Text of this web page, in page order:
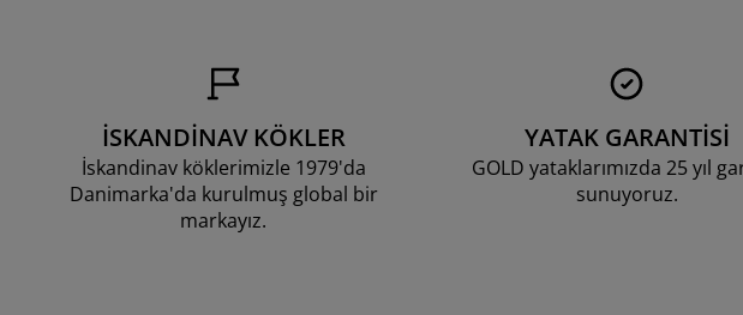
İSKANDİNAV KÖKLER
İskandinav köklerimizle 1979'da
Danimarka'da kurulmuş global bir
markayız.
YATAK GARANTİSİ
GOLD yataklarımızda 25 yıl
sunuyoruz.